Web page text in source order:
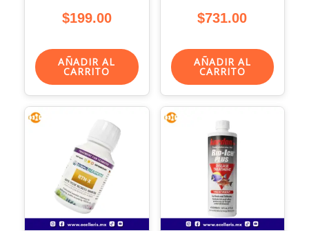
$199.00
AÑADIR AL
CARRITO
$731.00
AÑADIR AL
CARRITO